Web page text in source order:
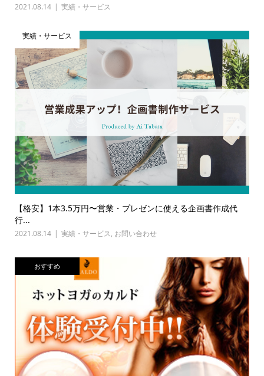
2021.08.14 実績・サービス
実績・サービス
【格安】1本3.5万円〜営業・プレゼンに使える企画書作成代
行...
2021.08.14 実績・サービス, お問い合わせ
おすすめ